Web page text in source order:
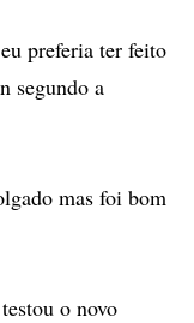
preferia ter feito
segundo a
mas foi bom
o novo